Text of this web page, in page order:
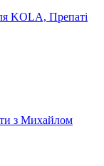
KOLA, Препаті
з Михайлом